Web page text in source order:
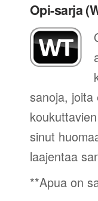
Opi-sarja
sanoja, joita
sinut
laajentaa
**Apua on